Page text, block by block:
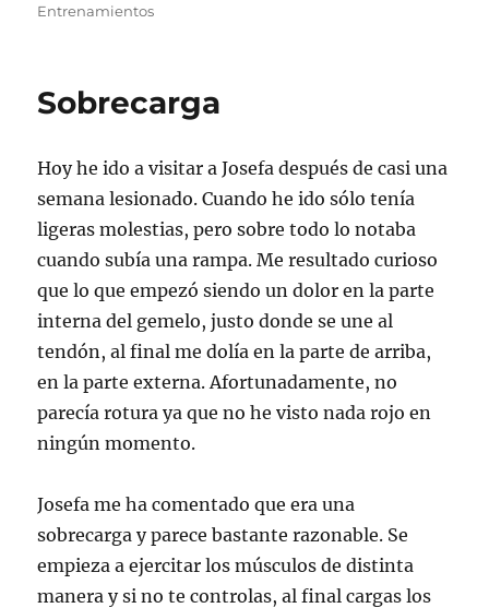
el
Entrenamientos
Sobrecarga
Hoy he ido a visitar a Josefa después de casi una
semana lesionado. Cuando he ido sólo tenía
ligeras molestias, pero sobre todo lo notaba
cuando subía una rampa. Me resultado curioso
que lo que empezó siendo un dolor en la parte
interna del gemelo, justo donde se une al
tendón, al final me dolía en la parte de arriba,
en la parte externa. Afortunadamente, no
parecía rotura ya que no he visto nada rojo en
ningún momento.
Josefa me ha comentado que era una
sobrecarga y parece bastante razonable. Se
empieza a ejercitar los músculos de distinta
manera y si no te controlas, al final cargas los